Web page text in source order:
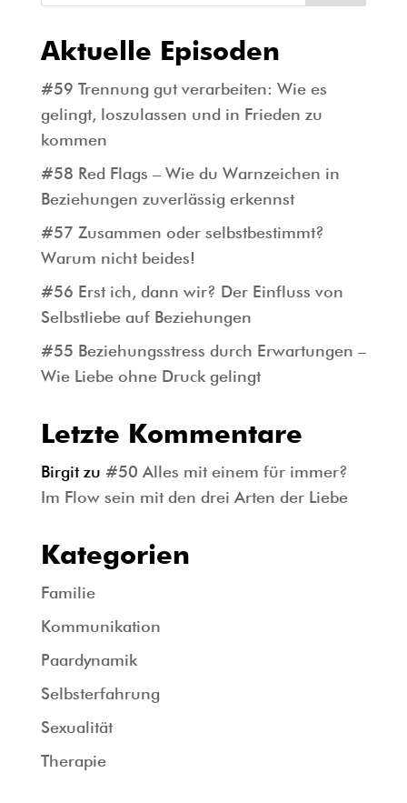
Aktuelle Episoden
#59 Trennung gut verarbeiten: Wie es
gelingt, loszulassen und in Frieden zu
kommen
#58 Red Flags – Wie du Warnzeichen in
Beziehungen zuverlässig erkennst
#57 Zusammen oder selbstbestimmt?
Warum nicht beides!
#56 Erst ich, dann wir? Der Einfluss von
Selbstliebe auf Beziehungen
#55 Beziehungsstress durch Erwartungen –
Wie Liebe ohne Druck gelingt
Letzte Kommentare
Birgitzu #50 Alles mit einem für immer?
Im Flow sein mit den drei Arten der Liebe
Kategorien
Familie
Kommunikation
Paardynamik
Selbsterfahrung
Sexualität
Therapie